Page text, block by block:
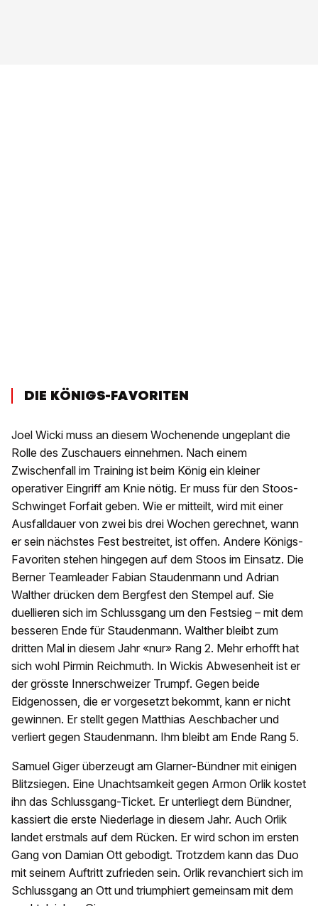
DIE KÖNIGS-FAVORITEN
Joel Wicki muss an diesem Wochenende ungeplant die
Rolle des Zuschauers einnehmen. Nach einem
Zwischenfall im Training ist beim König ein kleiner
operativer Eingriff am Knie nötig. Er muss für den Stoos-
Schwinget Forfait geben. Wie er mitteilt, wird mit einer
Ausfalldauer von zwei bis drei Wochen gerechnet, wann
er sein nächstes Fest bestreitet, ist offen. Andere Königs-
Favoriten stehen hingegen auf dem Stoos im Einsatz. Die
Berner Teamleader Fabian Staudenmann und Adrian
Walther drücken dem Bergfest den Stempel auf. Sie
duellieren sich im Schlussgang um den Festsieg – mit dem
besseren Ende für Staudenmann. Walther bleibt zum
dritten Mal in diesem Jahr «nur» Rang 2. Mehr erhofft hat
sich wohl Pirmin Reichmuth. In Wickis Abwesenheit ist er
der grösste Innerschweizer Trumpf. Gegen beide
Eidgenossen, die er vorgesetzt bekommt, kann er nicht
gewinnen. Er stellt gegen Matthias Aeschbacher und
verliert gegen Staudenmann. Ihm bleibt am Ende Rang 5.
Samuel Giger überzeugt am Glarner-Bündner mit einigen
Blitzsiegen. Eine Unachtsamkeit gegen Armon Orlik kostet
ihn das Schlussgang-Ticket. Er unterliegt dem Bündner,
kassiert die erste Niederlage in diesem Jahr. Auch Orlik
landet erstmals auf dem Rücken. Er wird schon im ersten
Gang von Damian Ott gebodigt. Trotzdem kann das Duo
mit seinem Auftritt zufrieden sein. Orlik revanchiert sich im
Schlussgang an Ott und triumphiert gemeinsam mit dem